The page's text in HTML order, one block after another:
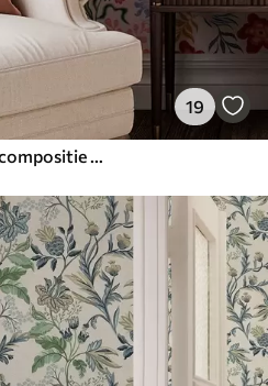
19
Heldere bloemen en bessen compositie met papegaaien